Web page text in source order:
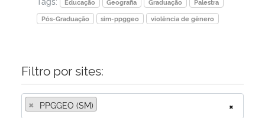
Ministério da Ciência, Tecnologia, Inovações e Comunicações
Ministério do Turismo
Ministério do Desenvolvimento Regional
Educação Geografia Graduação
Palestra
Pós-Graduação
sim-ppggeo violência de gênero
Filtro por sites:
×
× PPGGEO (SM)